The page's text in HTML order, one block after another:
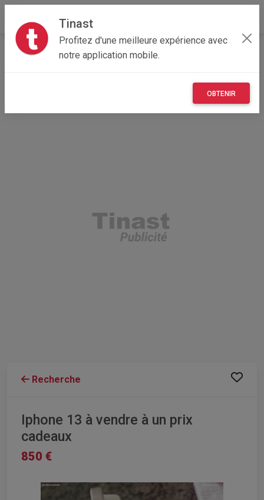
Tinast
Profitez d'une meilleure expérience avec
notre application mobile.
OBTENIR
Accueil Multimedia Hauts-de-France
Recherche
Iphone 13 à vendre à un prix
cadeaux
850 €